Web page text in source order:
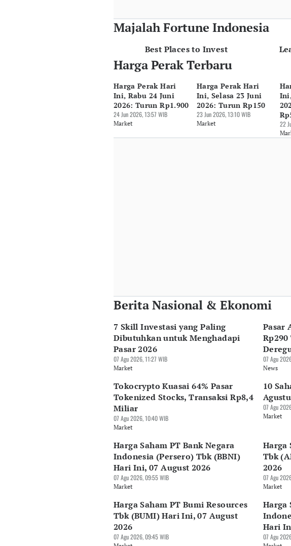
Majalah Fortune Indonesia
Best Places to Invest
Harga Perak Terbaru
Harga Perak Hari
Ini, Rabu 24 Juni
2026: Turun Rp1.900
24 Jun 2026, 13:57 WIB
Market
Harga Perak Hari
Ini, Selasa 23 Juni
2026: Turun Rp150
23 Jun 2026, 13:10 WIB
Market 22
Berita Nasional & Ekonomi
7 Skill Investasi yang Paling
Dibutuhkan untuk Menghadapi
Pasar 2026
07 Agu 2026, 11:27 WIB
Market
Pasar
07 Agu
News
Tokocrypto Kuasai 64% Pasar
Tokenized Stocks, Transaksi Rp8,4
Miliar
07 Agu 2026, 10:40 WIB
Market
10
07 Agu
Market
Harga Saham PT Bank Negara
Indonesia (Persero) Tbk (BBNI)
Hari Ini, 07 August 2026
07 Agu 2026, 09:55 WIB
Market
Harga
Tbk
2026
07 Agu
Market
Harga Saham PT Bumi Resources
Tbk (BUMI) Hari Ini, 07 August
2026
07 Agu 2026, 09:45 WIB
Harga
Hari
07 Agu